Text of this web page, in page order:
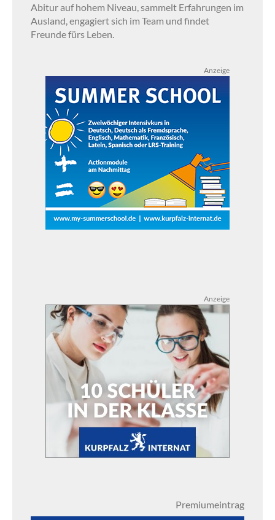
Abitur auf hohem Niveau, sammelt Erfahrungen im
Ausland, engagiert sich im Team und findet
Freunde fürs Leben.
Anzeige
Anzeige
Premiumeintrag